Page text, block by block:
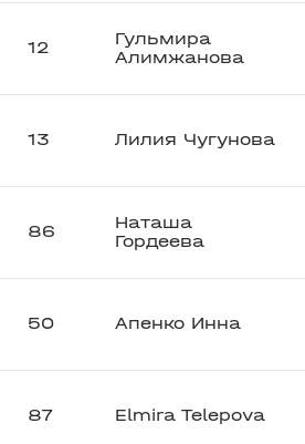
12
Гульмира
Алимжанова
13 Лилия Чугунова
86
Наташа
Гордеева
50 Апенко Инна
87 Elmira Telepova